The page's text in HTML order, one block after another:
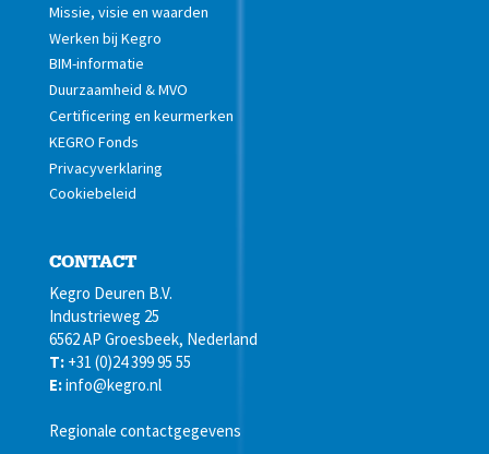
Missie, visie en waarden
Werken bij Kegro
BIM-informatie
Duurzaamheid & MVO
Certificering en keurmerken
KEGRO Fonds
Privacyverklaring
Cookiebeleid
CONTACT
Kegro Deuren B.V.
Industrieweg 25
6562 AP Groesbeek, Nederland
T: +31 (0)24 399 95 55
E:info@kegro.nl
Regionale contactgegevens